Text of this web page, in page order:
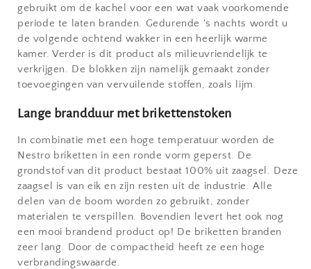
gebruikt om de kachel voor een wat vaak voorkomende
periode te laten branden. Gedurende 's nachts wordt u
de volgende ochtend wakker in een heerlijk warme
kamer. Verder is dit product als milieuvriendelijk te
verkrijgen. De blokken zijn namelijk gemaakt zonder
toevoegingen van vervuilende stoffen, zoals lijm.
Lange brandduur met brikettenstoken
In combinatie met een hoge temperatuur worden de
Nestro briketten in een ronde vorm geperst. De
grondstof van dit product bestaat 100% uit zaagsel. Deze
zaagsel is van eik en zijn resten uit de industrie. Alle
delen van de boom worden zo gebruikt, zonder
materialen te verspillen. Bovendien levert het ook nog
een mooi brandend product op! De briketten branden
zeer lang. Door de compactheid heeft ze een hoge
verbrandingswaarde.